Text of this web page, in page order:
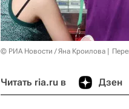
© РИА Новости / Яна Кроилова
Читать ria.ru в Дзен